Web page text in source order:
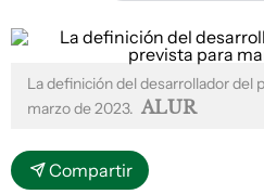
La definición del desarrollador del
marzo de 2023. ALUR
Compartir